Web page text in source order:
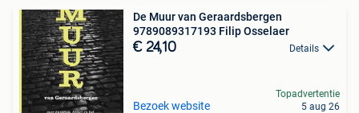
De Muur van Geraardsbergen
9789089317193 Filip Osselaer
€ 24,10 Details
Bezoek website
Topadvertentie
5 aug 26